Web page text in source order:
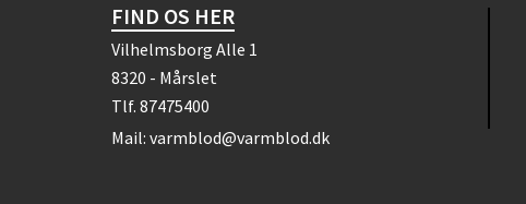
FIND OS HER
Vilhelmsborg Alle 1
8320 - Mårslet
Tlf. 87475400
Mail: varmblod@varmblod.dk